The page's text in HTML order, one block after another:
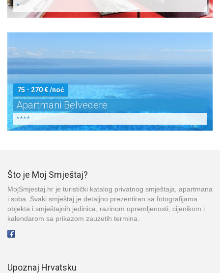
*
75 - 270 € /noć
Apartmani Belvedere
****
Što je Moj Smještaj?
MojSmjestaj.hr je turistički katalog privatnog smještaja, apartmana
i soba. Svaki smještaj je detaljno prezentiran sa fotografijama
objekta i smještajnih jedinica, razinom opremljenosti, cijenikom i
kalendarom sa prikazom zauzetih termina.
Upoznaj Hrvatsku